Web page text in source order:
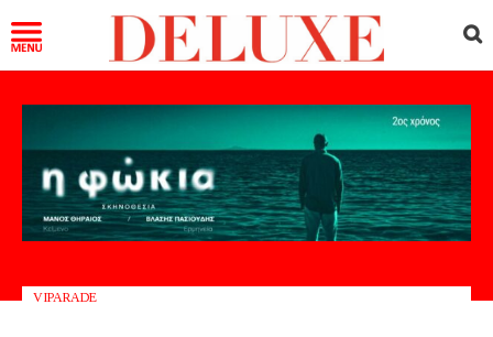
VIPARADE